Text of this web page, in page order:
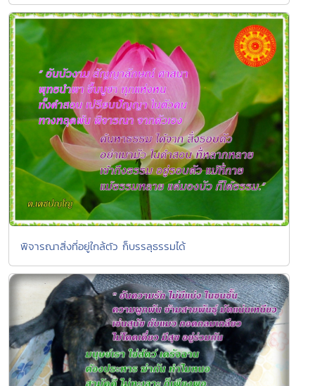
พิจารณาสิ่งที่อยู่ใกล้ตัว ก็บรรลุธรรมได้